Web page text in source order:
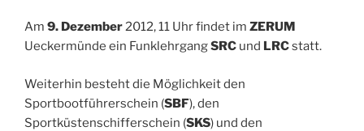
Am 9. Dezember2012, 11 Uhr findet im ZERUM
Ueckermünde ein FunklehrgangSRC und LRCstatt.
Weiterhin besteht die Möglichkeit den
Sportbootführerschein (SBF), den
Sportküstenschifferschein (SKS) und den